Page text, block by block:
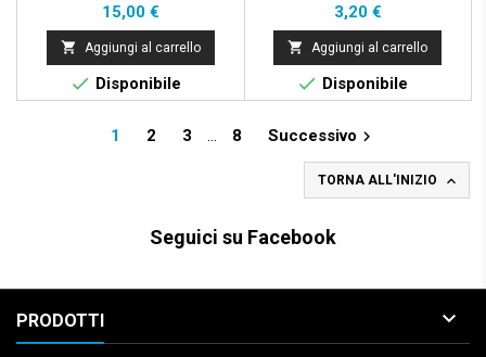
Prezzo
15,00 €
 Aggiungi al carrello
 Disponibile
Prezzo
3,20 €
 Aggiungi al carrello
 Disponibile
1 2 3 … 8 Successivo 
TORNA ALL'INIZIO 
Seguici su Facebook
PRODOTTI 